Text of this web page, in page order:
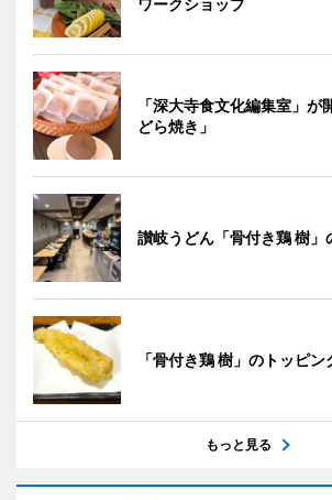
「深大寺食文化編集室」が
どら焼き」
讃岐うどん「骨付き鶏 樹」
「骨付き鶏 樹」のトッピン
もっと見る